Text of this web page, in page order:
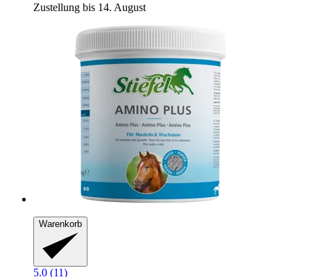
Zustellung bis 14. August
Warenkorb
5.0 (11)